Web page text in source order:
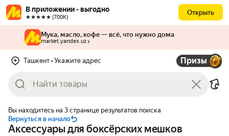
В приложении - выгодно
★★★★★ (700К)
Открыть
Мука, масло, кофе — всё, что нужно дома
market.yandex.uz
Ташкент • Укажите адрес Призы
Вы находитесь на 3 странице результатов поиска
Вернуться в начало
Аксессуары для боксёрских мешков